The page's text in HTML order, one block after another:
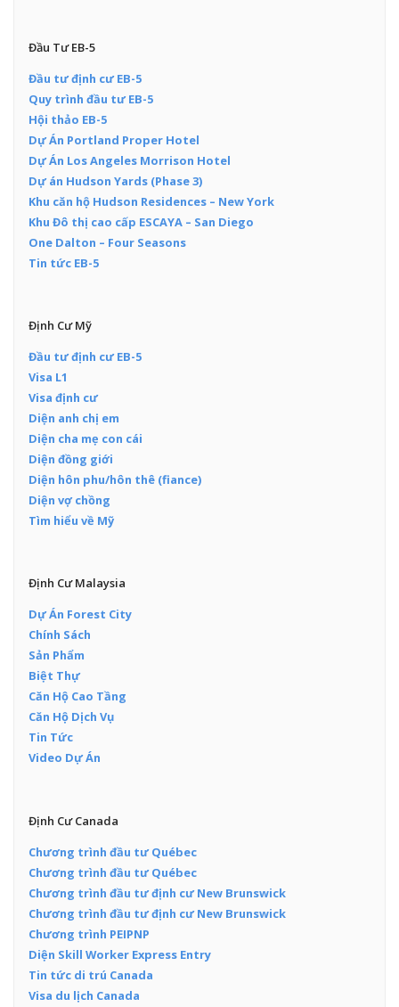
Đầu Tư EB-5
Đầu tư định cư EB-5
Quy trình đầu tư EB-5
Hội thảo EB-5
Dự Án Portland Proper Hotel
Dự Án Los Angeles Morrison Hotel
Dự án Hudson Yards (Phase 3)
Khu căn hộ Hudson Residences – New York
Khu Đô thị cao cấp ESCAYA – San Diego
One Dalton – Four Seasons
Tin tức EB-5
Định Cư Mỹ
Đầu tư định cư EB-5
Visa L1
Visa định cư
Diện anh chị em
Diện cha mẹ con cái
Diện đồng giới
Diện hôn phu/hôn thê (fiance)
Diện vợ chồng
Tìm hiểu về Mỹ
Định Cư Malaysia
Dự Án Forest City
Chính Sách
Sản Phẩm
Biệt Thự
Căn Hộ Cao Tầng
Căn Hộ Dịch Vụ
Tin Tức
Video Dự Án
Định Cư Canada
Chương trình đầu tư Québec
Chương trình đầu tư Québec
Chương trình đầu tư định cư New Brunswick
Chương trình đầu tư định cư New Brunswick
Chương trình PEIPNP
Diện Skill Worker Express Entry
Tin tức di trú Canada
Visa du lịch Canada